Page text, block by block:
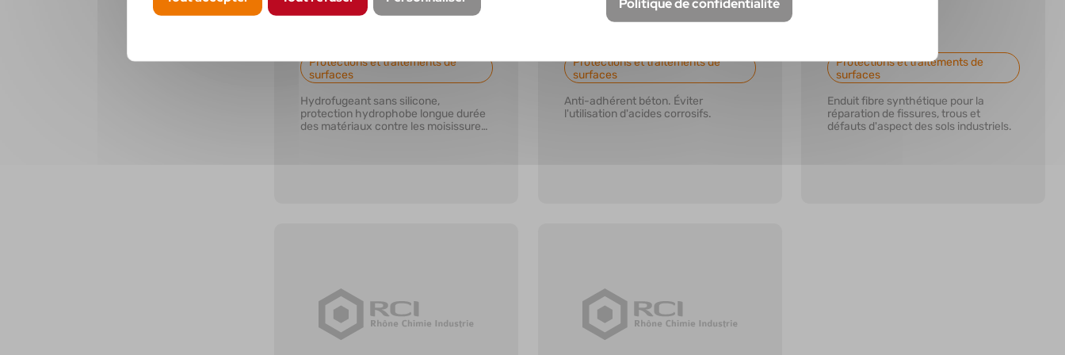
Protections et traitements de
surfaces
Hydrofugeant sans silicone,
protection hydrophobe longue durée
des matériaux contre les moisissures,
En savoir plus
Protections et traitements de
surfaces
Anti-adhérent béton. Éviter
l'utilisation d'acides corrosifs.
En savoir plus
Protections et traitements de
surfaces
Enduit fibre synthétique pour la
réparation de fissures, trous et
défauts d'aspect des sols industriels.